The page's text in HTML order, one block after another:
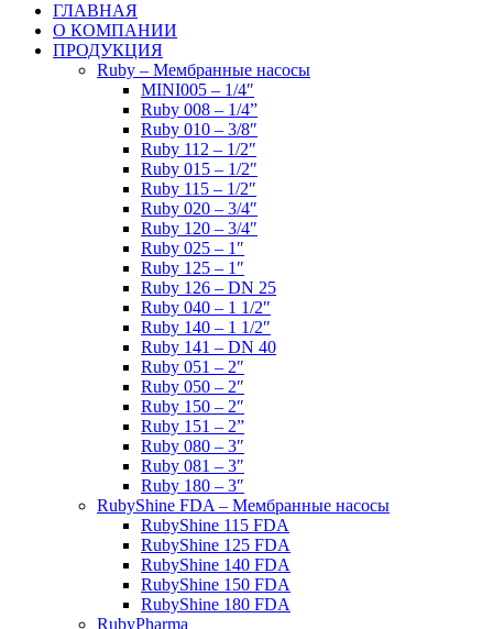
ГЛАВНАЯ
О КОМПАНИИ
ПРОДУКЦИЯ
Ruby – Мембранные насосы
MINI005 – 1/4″
Ruby 008 – 1/4”
Ruby 010 – 3/8″
Ruby 112 – 1/2″
Ruby 015 – 1/2″
Ruby 115 – 1/2″
Ruby 020 – 3/4″
Ruby 120 – 3/4″
Ruby 025 – 1″
Ruby 125 – 1″
Ruby 126 – DN 25
Ruby 040 – 1 1/2″
Ruby 140 – 1 1/2″
Ruby 141 – DN 40
Ruby 051 – 2″
Ruby 050 – 2″
Ruby 150 – 2″
Ruby 151 – 2”
Ruby 080 – 3″
Ruby 081 – 3″
Ruby 180 – 3″
RubyShine FDA – Мембранные насосы
RubyShine 115 FDA
RubyShine 125 FDA
RubyShine 140 FDA
RubyShine 150 FDA
RubyShine 180 FDA
RubyPharma